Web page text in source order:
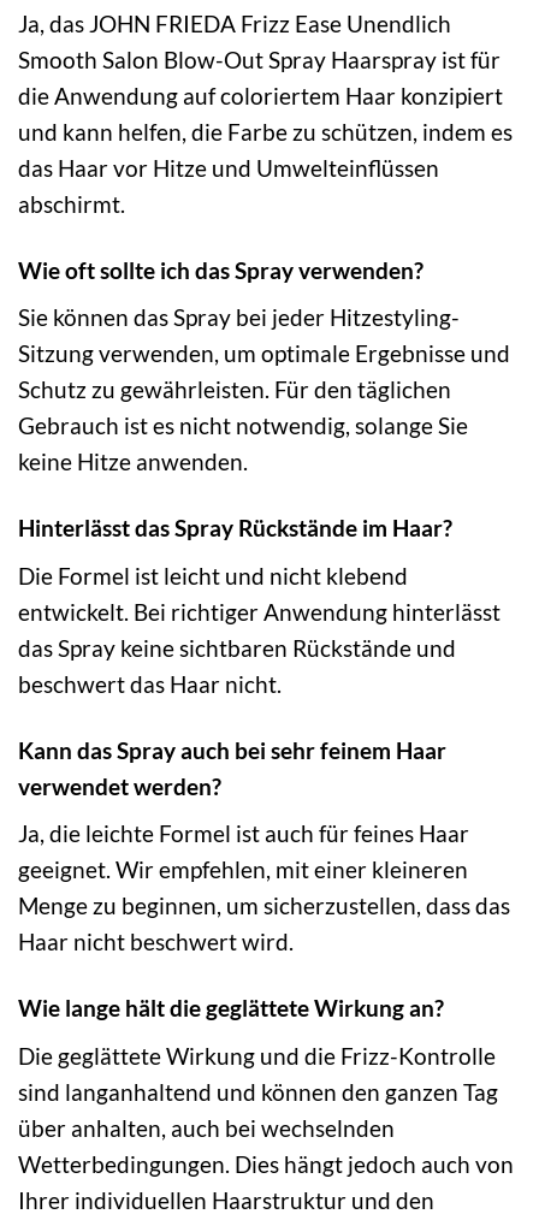
Ja, das JOHN FRIEDA Frizz Ease Unendlich
Smooth Salon Blow-Out Spray Haarspray ist für
die Anwendung auf coloriertem Haar konzipiert
und kann helfen, die Farbe zu schützen, indem es
das Haar vor Hitze und Umwelteinflüssen
abschirmt.
Wie oft sollte ich das Spray verwenden?
Sie können das Spray bei jeder Hitzestyling-
Sitzung verwenden, um optimale Ergebnisse und
Schutz zu gewährleisten. Für den täglichen
Gebrauch ist es nicht notwendig, solange Sie
keine Hitze anwenden.
Hinterlässt das Spray Rückstände im Haar?
Die Formel ist leicht und nicht klebend
entwickelt. Bei richtiger Anwendung hinterlässt
das Spray keine sichtbaren Rückstände und
beschwert das Haar nicht.
Kann das Spray auch bei sehr feinem Haar
verwendet werden?
Ja, die leichte Formel ist auch für feines Haar
geeignet. Wir empfehlen, mit einer kleineren
Menge zu beginnen, um sicherzustellen, dass das
Haar nicht beschwert wird.
Wie lange hält die geglättete Wirkung an?
Die geglättete Wirkung und die Frizz-Kontrolle
sind langanhaltend und können den ganzen Tag
über anhalten, auch bei wechselnden
Wetterbedingungen. Dies hängt jedoch auch von
Ihrer individuellen Haarstruktur und den